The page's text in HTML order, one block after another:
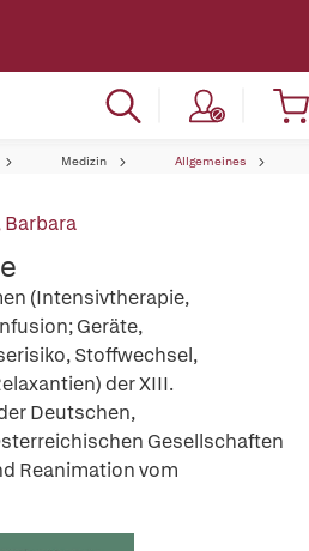
Medizin Allgemeines
(Intensivtherapie,
Geräte,
Stoffwechsel,
der XIII.
Deutschen,
Gesellschaften
Reanimation vom